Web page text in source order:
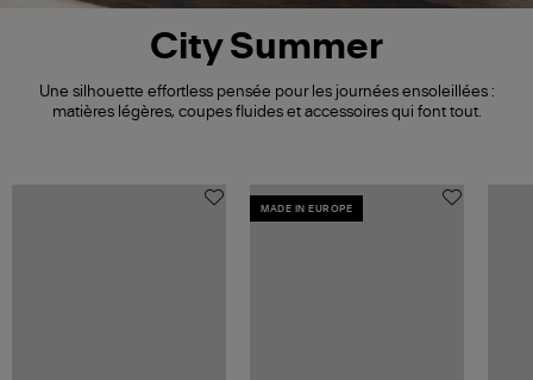
MADE IN EUROPE
City Summer
Une silhouette effortless pensée pour les journées ensoleillées :
matières légères, coupes fluides et accessoires qui font tout.